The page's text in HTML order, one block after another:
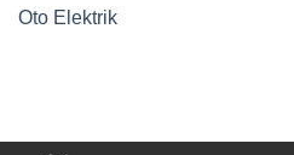
Oto Elektrik